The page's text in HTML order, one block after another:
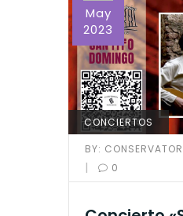
May
2023
CONCIERTOS
BY:
| 0